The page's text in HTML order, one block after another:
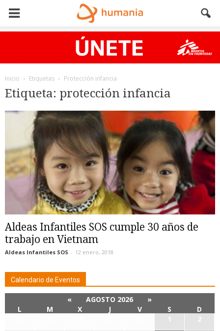
Inicio Etiquetas Protección infancia
Etiqueta: protección infancia
Aldeas Infantiles SOS cumple 30 años de
trabajo en Vietnam
Aldeas Infantiles SOS - 12 enero, 2018
Calendario de Eventos
« AGOSTO 2026
»
L
M X J V S
D
1
2